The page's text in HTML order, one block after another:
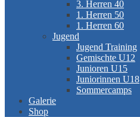
3. Herren 40
1. Herren 50
1. Herren 60
Jugend
Jugend Training
Gemischte U12
Junioren U15
Juniorinnen U18
Sommercamps
Galerie
Shop